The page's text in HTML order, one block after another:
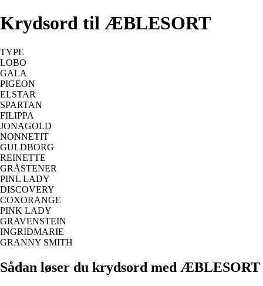
Krydsord til ÆBLESORT
TYPE
LOBO
GALA
PIGEON
ELSTAR
SPARTAN
FILIPPA
JONAGOLD
NONNETIT
GULDBORG
REINETTE
GRÅSTENER
PINL LADY
DISCOVERY
COXORANGE
PINK LADY
GRAVENSTEIN
INGRIDMARIE
GRANNY SMITH
Sådan løser du krydsord med ÆBLESORT